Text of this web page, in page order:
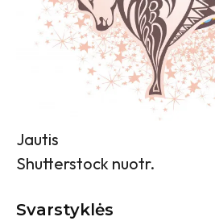
Jautis
Shutterstock nuotr.
Svarstyklės